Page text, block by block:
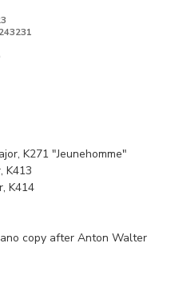
K271 "Jeunehomme"
K413
K414
copy after Anton Walter